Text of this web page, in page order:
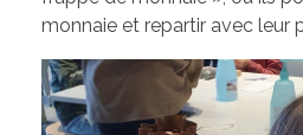
monnaie et repartir avec leur